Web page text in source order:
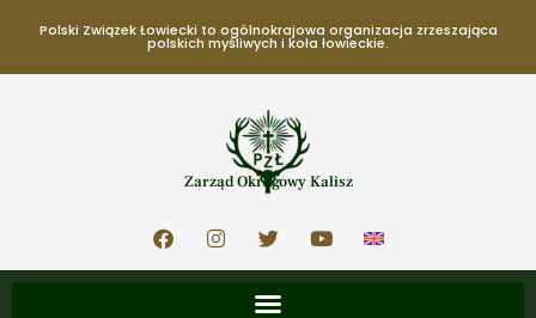
Polski Związek Łowiecki to ogólnokrajowa organizacja zrzeszająca
polskich myśliwych i koła łowieckie.
Zarząd Okręgowy Kalisz